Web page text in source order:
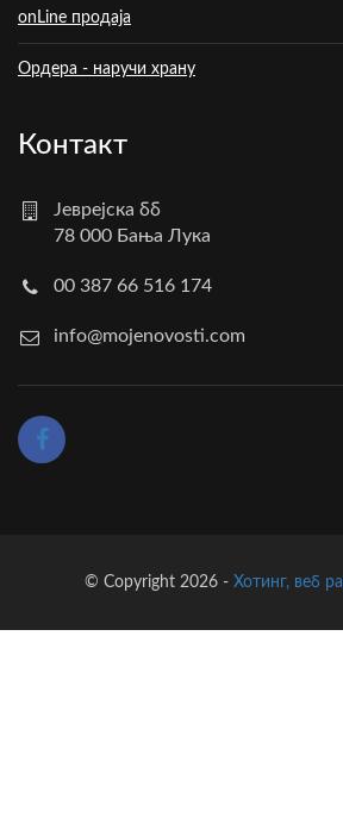
onLine продаја
Ордера - наручи храну
Контакт
Јеврејска бб
78 000 Бања Лука
00 387 66 516 174
info@mojenovosti.com
© Copyright 2026 - Хотинг, веб